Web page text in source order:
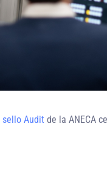
sello Audit de la ANECA